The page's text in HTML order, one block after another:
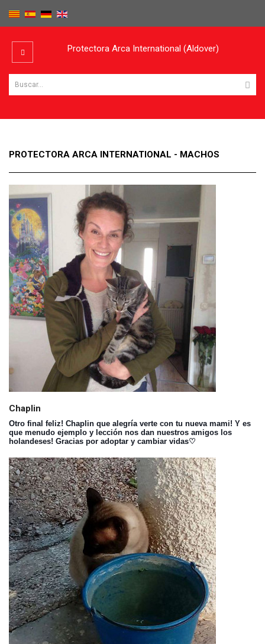
Protectora Arca International (Aldover)
PROTECTORA ARCA INTERNATIONAL - MACHOS
Chaplin
Otro final feliz! Chaplin que alegría verte con tu nueva mami! Y es
que menudo ejemplo y lección nos dan nuestros amigos los
holandeses! Gracias por adoptar y cambiar vidas♡